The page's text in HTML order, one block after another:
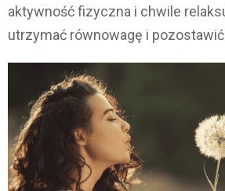
aktywność fizyczna i chwile
utrzymać równowagę i